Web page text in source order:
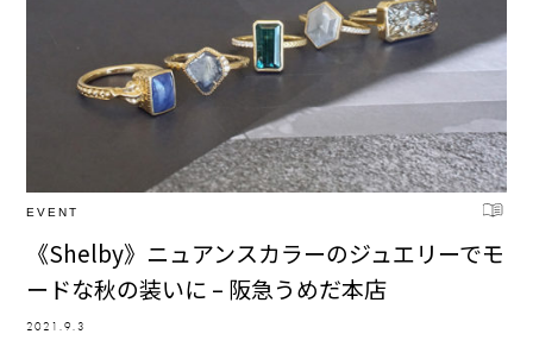
EVENT
《Shelby》ニュアンスカラーのジュエリーでモ
ードな秋の装いに – 阪急うめだ本店
2021.9.3